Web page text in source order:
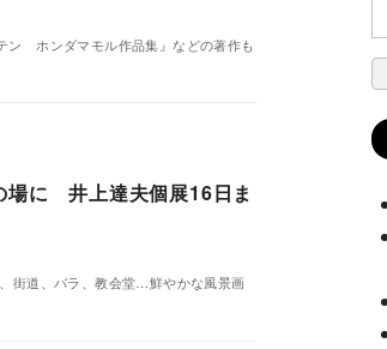
ン ホンダマモル作品集』などの著作も
場に 井上達夫個展16日ま
街道、バラ、教会堂…鮮やかな風景画